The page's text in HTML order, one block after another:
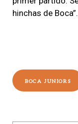
hinchas de Boca”.
BOCA JUNIORS